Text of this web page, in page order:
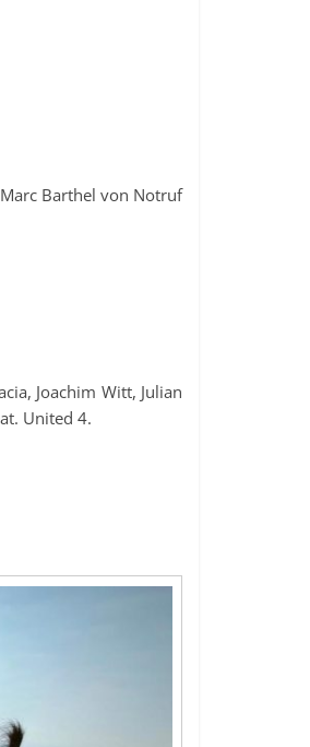
Barthel von Notruf
Joachim Witt, Julian
United 4.